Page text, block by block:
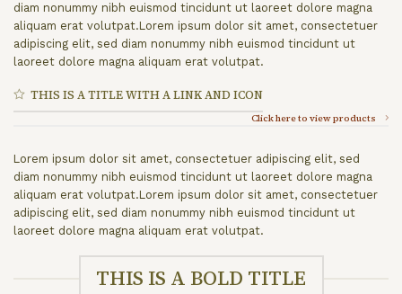
diam nonummy nibh euismod tincidunt ut laoreet dolore magna
aliquam erat volutpat.Lorem ipsum dolor sit amet, consectetuer
adipiscing elit, sed diam nonummy nibh euismod tincidunt ut
laoreet dolore magna aliquam erat volutpat.
THIS IS A TITLE WITH A LINK AND ICON
Click here to view products
Lorem ipsum dolor sit amet, consectetuer adipiscing elit, sed
diam nonummy nibh euismod tincidunt ut laoreet dolore magna
aliquam erat volutpat.Lorem ipsum dolor sit amet, consectetuer
adipiscing elit, sed diam nonummy nibh euismod tincidunt ut
laoreet dolore magna aliquam erat volutpat.
THIS IS A BOLD TITLE